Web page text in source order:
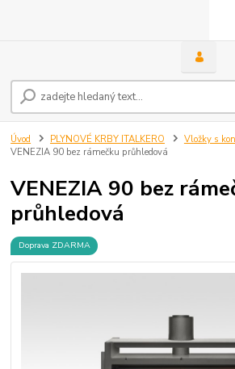
Úvod PLYNOVÉ KRBY ITALKERO
Vložky s
VENEZIA 90 bez rámečku průhledová
VENEZIA 90 bez
průhledová
Doprava ZDARMA